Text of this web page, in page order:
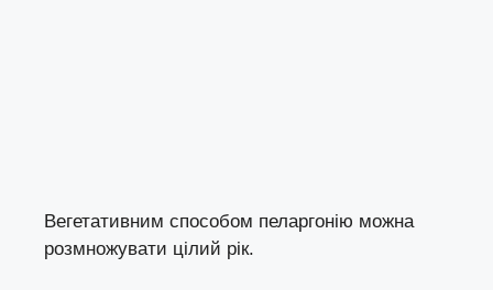
Вегетативним способом пеларгонію можна
розмножувати цілий рік.